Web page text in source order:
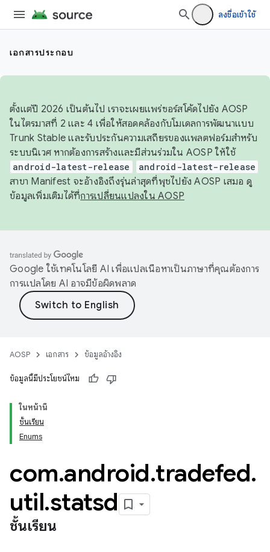
ลงชื่อเข้าใช้
เอกสารประกอบ
ตั้งแต่ปี 2026 เป็นต้นไป เราจะเผยแพร่ซอร์สโค้ดไปยัง AOSP
ในไตรมาสที่ 2 และ 4 เพื่อให้สอดคล้องกับโมเดลการพัฒนาแบบ
Trunk Stable และรับประกันความเสถียรของแพลตฟอร์มสำหรับ
ระบบนิเวศ หากต้องการสร้างและมีส่วนร่วมใน AOSP ให้ใช้
android-latest-release android-latest-release
สาขา Manifest จะอ้างอิงถึงรุ่นล่าสุดที่พุชไปยัง AOSP เสมอ ดู
ข้อมูลเพิ่มเติมได้ที่การเปลี่ยนแปลงใน AOSP
Google ใช้เทคโนโลยี AI เพื่อแปลเนื้อหาเป็นภาษาที่คุณต้องการ
การแปลโดย AI อาจมีข้อผิดพลาด
AOSP เอกสาร ข้อมูลอ้างอิง
ข้อมูลนี้มีประโยชน์ไหม
ในหน้านี้
ชั้นเรียน
Enums
com.android.tradefed.
util.statsd
ชั้นเรียน